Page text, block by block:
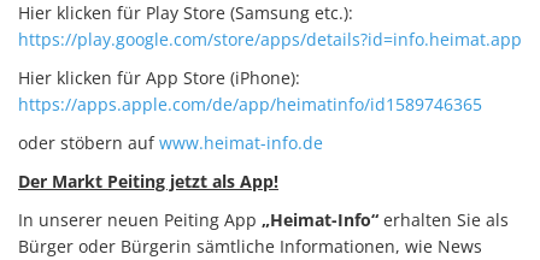
Hier klicken für Play Store (Samsung etc.):
https://play.google.com/store/apps/details?id=info.heimat.app
Hier klicken für App Store (iPhone):
https://apps.apple.com/de/app/heimatinfo/id1589746365
oder stöbern aufwww.heimat-info.de
Der Markt Peiting jetzt als App!
In unserer neuen Peiting App „Heimat-Info“ erhalten Sie als
Bürger oder Bürgerin sämtliche Informationen, wie News